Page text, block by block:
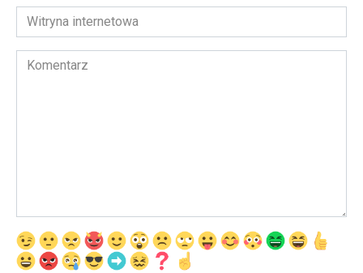
*Witryna
internetowa
Komentarz